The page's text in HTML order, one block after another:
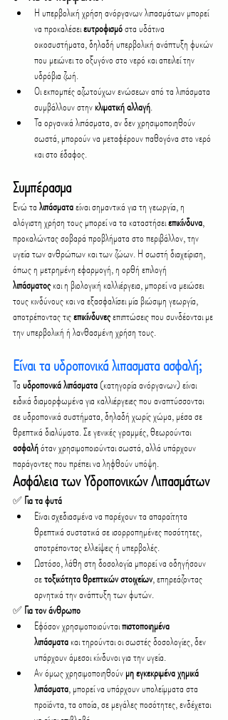
Η υπερβολική χρήση ανόργανων λιπασμάτων μπορεί
να προκαλέσει ευτροφισμό στα υδάτινα
οικοσυστήματα, δηλαδή υπερβολική ανάπτυξη φυκών
που μειώνει το οξυγόνο στο νερό και απειλεί την
υδρόβια ζωή.
Οι εκπομπές αζωτούχων ενώσεων από τα λιπάσματα
συμβάλλουν στην κλιματική αλλαγή.
Τα οργανικά λιπάσματα, αν δεν χρησιμοποιηθούν
σωστά, μπορούν να μεταφέρουν παθογόνα στο νερό
και στο έδαφος.
Συμπέρασμα
Ενώ τα λιπάσματα είναι σημαντικά για τη γεωργία, η
αλόγιστη χρήση τους μπορεί να τα καταστήσει επικίνδυνα,
προκαλώντας σοβαρά προβλήματα στο περιβάλλον, την
υγεία των ανθρώπων και των ζώων. Η σωστή διαχείριση,
όπως η μετρημένη εφαρμογή, η ορθή επιλογή
λιπάσματος και η βιολογική καλλιέργεια, μπορεί να μειώσει
τους κινδύνους και να εξασφαλίσει μία βιώσιμη γεωργία,
αποτρέποντας τις επικίνδυνες επιπτώσεις που συνδέονται με
την υπερβολική ή λανθασμένη χρήση τους.
Είναι τα υδροπονικά λιπασματα ασφαλή;
Τα υδροπονικά λιπάσματα (κατηγορία ανόργανων) είναι
ειδικά διαμορφωμένα για καλλιέργειες που αναπτύσσονται
σε υδροπονικά συστήματα, δηλαδή χωρίς χώμα, μέσα σε
θρεπτικά διαλύματα. Σε γενικές γραμμές, θεωρούνται
ασφαλή όταν χρησιμοποιούνται σωστά, αλλά υπάρχουν
παράγοντες που πρέπει να ληφθούν υπόψη.
Ασφάλεια των Υδροπονικών Λιπασμάτων
✅ Για τα φυτά
Είναι σχεδιασμένα να παρέχουν τα απαραίτητα
θρεπτικά συστατικά σε ισορροπημένες ποσότητες,
αποτρέποντας ελλείψεις ή υπερβολές.
Ωστόσο, λάθη στη δοσολογία μπορεί να οδηγήσουν
σε τοξικότητα θρεπτικών στοιχείων, επηρεάζοντας
αρνητικά την ανάπτυξη των φυτών.
✅ Για τον άνθρωπο
Εφόσον χρησιμοποιούνται πιστοποιημένα
λιπάσματα και τηρούνται οι σωστές δοσολογίες, δεν
υπάρχουν άμεσοι κίνδυνοι για την υγεία.
Αν όμως χρησιμοποιηθούν μη εγκεκριμένα χημικά
λιπάσματα, μπορεί να υπάρχουν υπολείμματα στα
προϊόντα, τα οποία, σε μεγάλες ποσότητες, ενδέχεται